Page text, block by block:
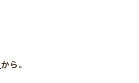
から。